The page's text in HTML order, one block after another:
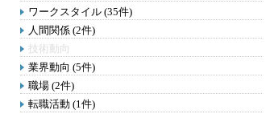
ワークスタイル (35件)
人間関係 (2件)
技術動向
業界動向 (5件)
職場 (2件)
転職活動 (1件)